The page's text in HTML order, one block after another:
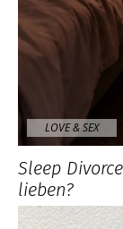
LOVE & SEX
Sleep
lieben?